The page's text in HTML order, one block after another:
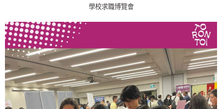
學校求職博覽會